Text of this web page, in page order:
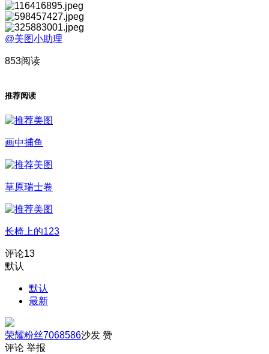
@美图小助理
853阅读
推荐阅读
画中捕鱼
草原瑞士卷
长椅上的123
评论13
默认
默认
最新
荣耀粉丝7068586沙发 赞
评论 举报